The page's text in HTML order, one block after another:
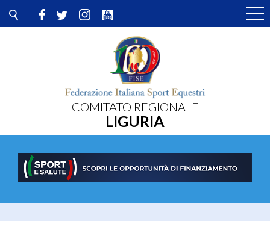
COMITATO REGIONALE
LIGURIA